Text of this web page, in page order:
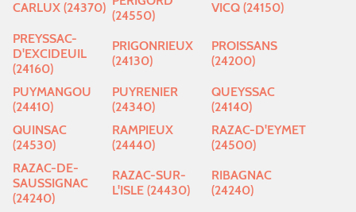
CARLUX (24370) (24550)
VICQ (24150)
PREYSSAC-
D'EXCIDEUIL
(24160)
PRIGONRIEUX
(24130)
PROISSANS
(24200)
PUYMANGOU
(24410)
PUYRENIER
(24340)
QUEYSSAC
(24140)
QUINSAC
(24530)
RAMPIEUX
(24440)
RAZAC-D'EYMET
(24500)
RAZAC-DE-
SAUSSIGNAC
(24240)
RAZAC-SUR-
L'ISLE (24430)
RIBAGNAC
(24240)